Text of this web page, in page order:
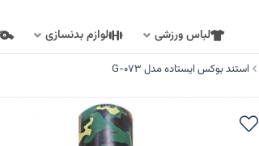
لباس ورزشی لوازم بدنسازی
استند بوکس ایستاده مدل G-073